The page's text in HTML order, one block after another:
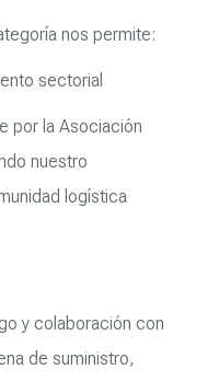
nos permite:
sectorial
por la Asociación
nuestro
logística
y colaboración con
de suministro,